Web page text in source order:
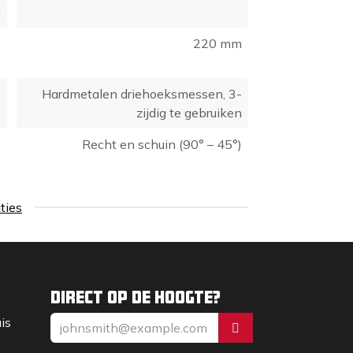
220 mm
Hardmetalen driehoeksmessen, 3-
zijdig te gebruiken
Recht en schuin (90° – 45°)
Direct op de hoogte?